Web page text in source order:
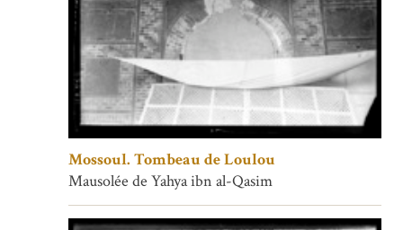
Mossoul. Tombeau de Loulou
Mausolée de Yahya ibn al-Qasim